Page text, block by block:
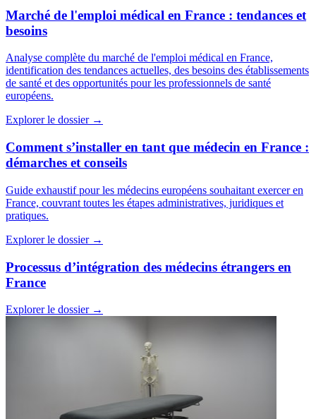
Marché de l'emploi médical en France : tendances et
besoins
Analyse complète du marché de l'emploi médical en France,
identification des tendances actuelles, des besoins des établissements
de santé et des opportunités pour les professionnels de santé
européens.
Explorer le dossier →
Comment s’installer en tant que médecin en France :
démarches et conseils
Guide exhaustif pour les médecins européens souhaitant exercer en
France, couvrant toutes les étapes administratives, juridiques et
pratiques.
Explorer le dossier →
Processus d’intégration des médecins étrangers en
France
Explorer le dossier →